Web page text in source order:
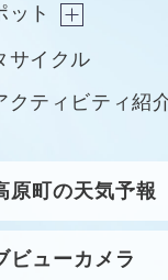
ット
サイクル
クティビティ紹
原町の天気予報
ビューカメラ